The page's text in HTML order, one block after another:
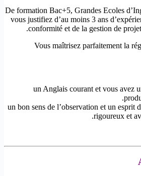
De formation Bac+5, Grandes Ecoles
vous justifiez d’au moins 3 ans
conformité et de la gestion de
Vous maîtrisez parfaitement la
un Anglais courant et vous avez
un bon sens de l’observation et un esprit
rigoureux et